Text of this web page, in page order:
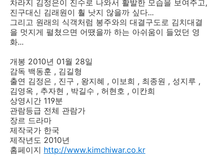
차라지 김정은이 진수로 나와서 활발한 모습을 보여주고,
진구대신 김래원이 훨 낫지 않을까 싶다...
그리고 원래의 식객처럼 봉주와의 대결구도로 김치대결
을 멋지게 펼쳤으면 어땠을까 하는 아쉬움이 들었던 영
화...
개봉 2010년 01월 28일
감독 백동훈 , 김길형
출연 김정은 , 진구 , 왕지혜 , 이보희 , 최종원 , 성지루 ,
김영옥 , 추자현 , 박길수 , 허현호 , 이칸희
상영시간 119분
관람등급 전체 관람가
장르 드라마
제작국가 한국
제작년도 2010년
홈페이지 http://www.kimchiwar.co.kr